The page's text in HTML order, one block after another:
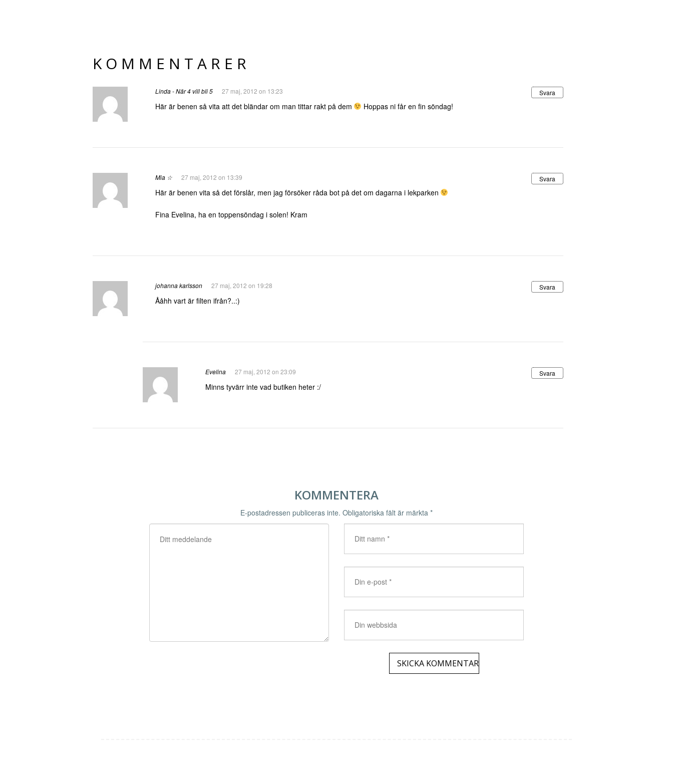
KOMMENTARER
Linda - När 4 vill bli 5 27 maj, 2012 on 13:23 Svara
Här är benen så vita att det bländar om man tittar rakt på dem Hoppas ni får en fin söndag!
Mia ☆ 27 maj, 2012 on 13:39 Svara
Här är benen vita så det förslår, men jag försöker råda bot på det om dagarna i lekparken
Fina Evelina, ha en toppensöndag i solen! Kram
johanna karlsson 27 maj, 2012 on 19:28 Svara
Ååhh vart är filten ifrån?..:)
Evelina 27 maj, 2012 on 23:09 Svara
Minns tyvärr inte vad butiken heter :/
KOMMENTERA
E-postadressen publiceras inte. Obligatoriska fält är märkta *